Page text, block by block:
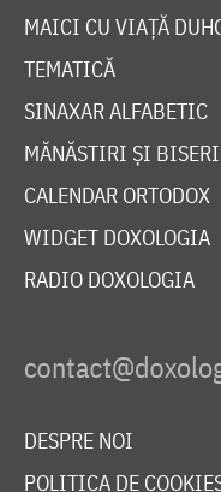
MAICI CU VIAȚĂ
TEMATICĂ
SINAXAR ALFABETIC
MĂNĂSTIRI ȘI
CALENDAR ORTODOX
WIDGET DOXOLOGIA
RADIO DOXOLOGIA
DESPRE NOI
POLITICA DE